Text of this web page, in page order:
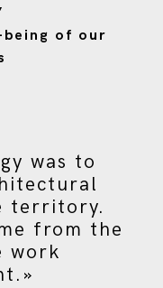
of our
was to
territory.
from the
work